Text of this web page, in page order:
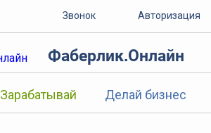
Звонок Авторизация
Фаберлик.Онлайн
Зарабатывай Делай бизнес